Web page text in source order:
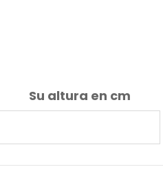
Su altura en cm